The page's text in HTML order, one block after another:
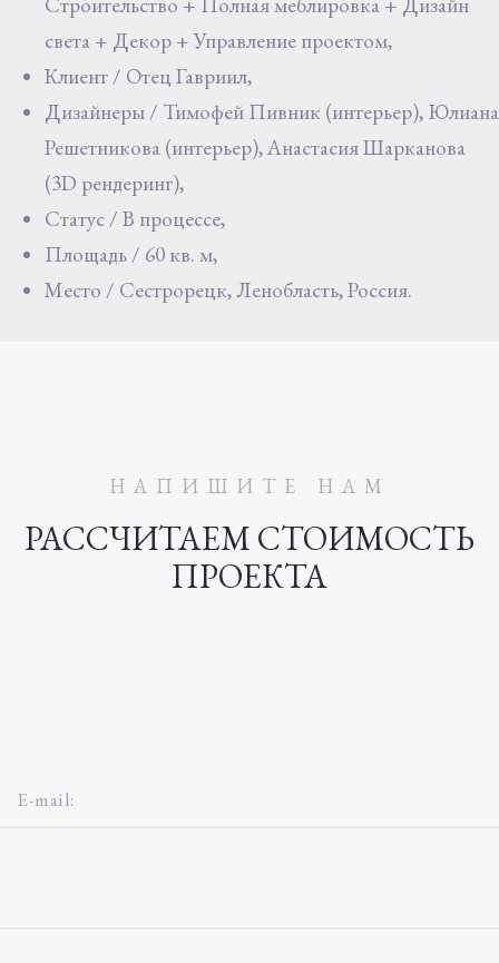
света + Декор + Управление проектом,
Клиент / Отец Гавриил,
Дизайнеры / Тимофей Пивник (интерьер), Юлиана
Решетникова (интерьер), Анастасия Шарканова
(3D рендеринг),
Статус / В процессе,
Площадь / 60 кв. м,
Место / Сестрорецк, Ленобласть, Россия.
НАПИШИТЕ НАМ
РАССЧИТАЕМ СТОИМОСТЬ
ПРОЕКТА